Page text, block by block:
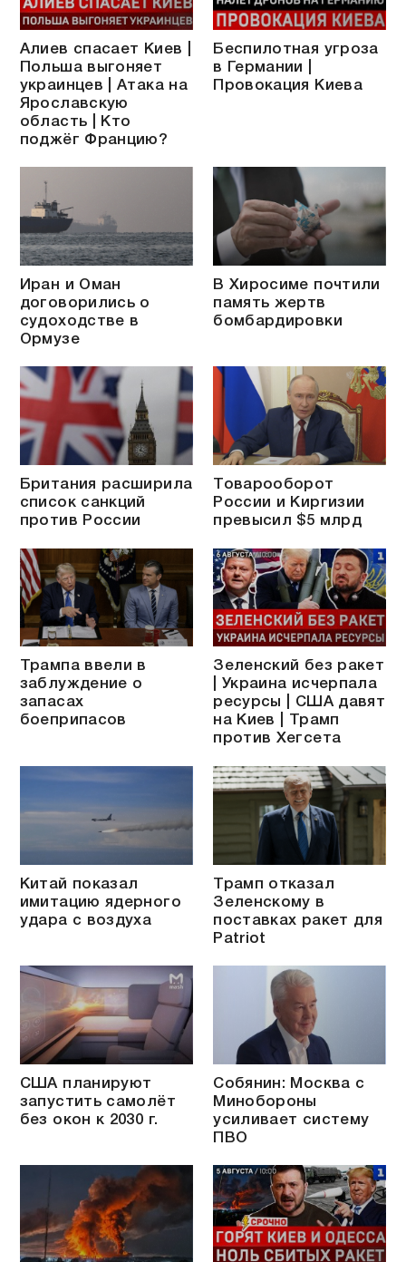
Алиев спасает Киев |
Польша выгоняет
украинцев | Атака на
Ярославскую
область | Кто
поджёг Францию?
Беспилотная угроза
в Германии |
Провокация Киева
Иран и Оман
договорились о
судоходстве в
Ормузе
В Хиросиме почтили
память жертв
бомбардировки
Британия расширила
список санкций
против России
Товарооборот
России и Киргизии
превысил $5 млрд
Трампа ввели в
заблуждение о
запасах
боеприпасов
Зеленский без ракет
| Украина исчерпала
ресурсы | США давят
на Киев | Трамп
против Хегсета
Китай показал
имитацию ядерного
удара с воздуха
Трамп отказал
Зеленскому в
поставках ракет для
Patriot
США планируют
запустить самолёт
без окон к 2030 г.
Собянин: Москва с
Минобороны
усиливает систему
ПВО